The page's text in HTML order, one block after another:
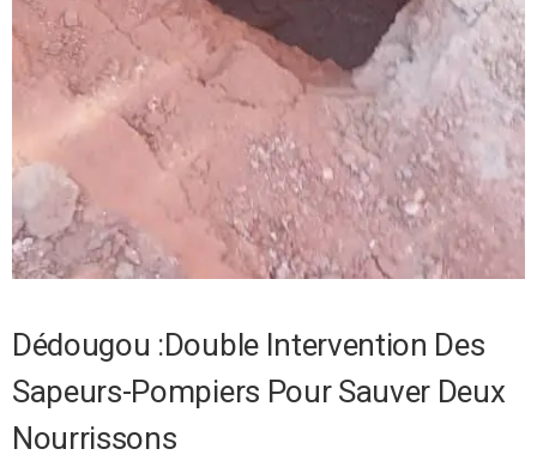
Dédougou :double Intervention Des
Sapeurs-Pompiers Pour Sauver Deux
Nourrissons